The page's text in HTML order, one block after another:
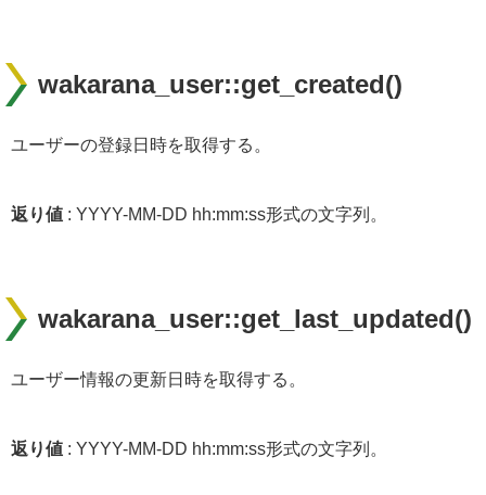
wakarana_user::get_created()
ユーザーの登録日時を取得する。
返り値 : YYYY-MM-DD hh:mm:ss形式の文字列。
wakarana_user::get_last_updated()
ユーザー情報の更新日時を取得する。
返り値 : YYYY-MM-DD hh:mm:ss形式の文字列。